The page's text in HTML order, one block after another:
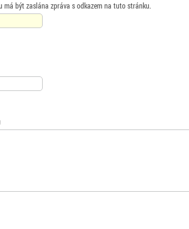
má být zaslána zpráva s odkazem na tuto stránku.